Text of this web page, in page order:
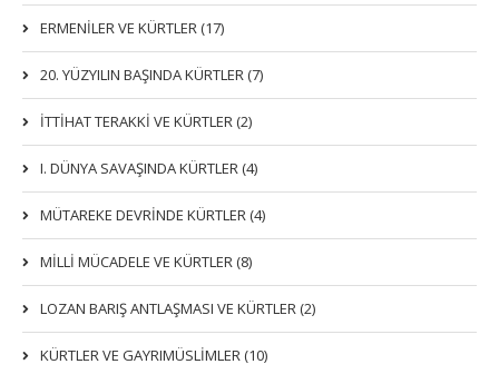
ERMENİLER VE KÜRTLER (17)
20. YÜZYILIN BAŞINDA KÜRTLER (7)
İTTIHAT TERAKKI VE KÜRTLER (2)
I. DÜNYA SAVAŞINDA KÜRTLER (4)
MÜTAREKE DEVRİNDE KÜRTLER (4)
MİLLİ MÜCADELE VE KÜRTLER (8)
LOZAN BARIŞ ANTLAŞMASI VE KÜRTLER (2)
KÜRTLER VE GAYRIMÜSLIMLER (10)